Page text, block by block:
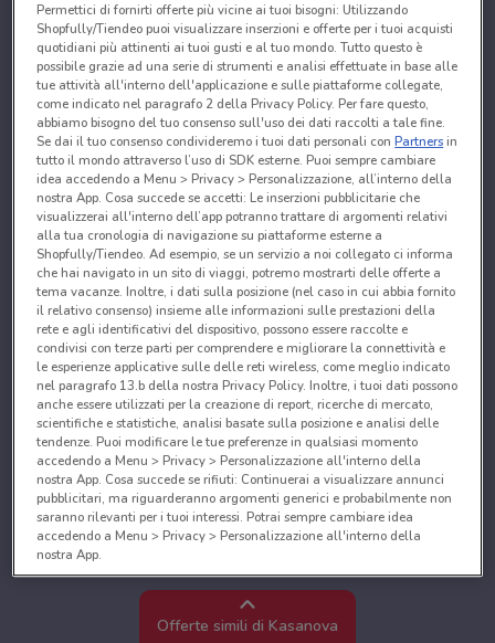
Offerte simili di Kasanova
Permettici di fornirti offerte più vicine ai tuoi bisogni: Utilizzando
Shopfully/Tiendeo puoi visualizzare inserzioni e offerte per i tuoi acquisti
quotidiani più attinenti ai tuoi gusti e al tuo mondo. Tutto questo è
possibile grazie ad una serie di strumenti e analisi effettuate in base alle
tue attività all'interno dell'applicazione e sulle piattaforme collegate,
come indicato nel paragrafo 2 della Privacy Policy. Per fare questo,
abbiamo bisogno del tuo consenso sull'uso dei dati raccolti a tale fine.
Se dai il tuo consenso condivideremo i tuoi dati personali conPartnersin
tutto il mondo attraverso l’uso di SDK esterne. Puoi sempre cambiare
idea accedendo a Menu > Privacy > Personalizzazione, all’interno della
nostra App. Cosa succede se accetti: Le inserzioni pubblicitarie che
visualizzerai all'interno dell’app potranno trattare di argomenti relativi
alla tua cronologia di navigazione su piattaforme esterne a
Shopfully/Tiendeo. Ad esempio, se un servizio a noi collegato ci informa
che hai navigato in un sito di viaggi, potremo mostrarti delle offerte a
tema vacanze. Inoltre, i dati sulla posizione (nel caso in cui abbia fornito
il relativo consenso) insieme alle informazioni sulle prestazioni della
rete e agli identificativi del dispositivo, possono essere raccolte e
condivisi con terze parti per comprendere e migliorare la connettività e
le esperienze applicative sulle delle reti wireless, come meglio indicato
nel paragrafo 13.b della nostra Privacy Policy. Inoltre, i tuoi dati possono
anche essere utilizzati per la creazione di report, ricerche di mercato,
scientifiche e statistiche, analisi basate sulla posizione e analisi delle
tendenze. Puoi modificare le tue preferenze in qualsiasi momento
accedendo a Menu > Privacy > Personalizzazione all'interno della
nostra App. Cosa succede se rifiuti: Continuerai a visualizzare annunci
pubblicitari, ma riguarderanno argomenti generici e probabilmente non
saranno rilevanti per i tuoi interessi. Potrai sempre cambiare idea
accedendo a Menu > Privacy > Personalizzazione all'interno della
nostra App.
Noi e i nostri partner trattiamo i dati per fornire:
Utilizzare dati di geolocalizzazione precisi. Scansione attiva delle
caratteristiche del dispositivo ai fini dell’identificazione. Archiviare